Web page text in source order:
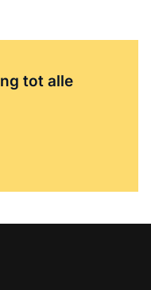
tot alle